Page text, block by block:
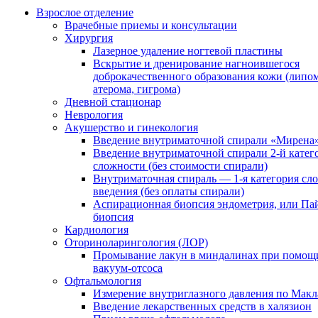
Взрослое отделение
Врачебные приемы и консультации
Хирургия
Лазерное удаление ногтевой пластины
Вскрытие и дренирование нагноившегося
доброкачественного образования кожи
атерома, гигрома)
Дневной стационар
Неврология
Акушерство и гинекология
Введение внутриматочной спирали
Введение внутриматочной спирали 2-й
сложности (без стоимости спирали)
Внутриматочная спираль — 1-я категория
введения (без оплаты спирали)
Аспирационная биопсия эндометрия, или
биопсия
Кардиология
Оториноларингология (ЛОР)
Промывание лакун в миндалинах при
вакуум-отсоса
Офтальмология
Измерение внутриглазного давления по
Введение лекарственных средств в халязион